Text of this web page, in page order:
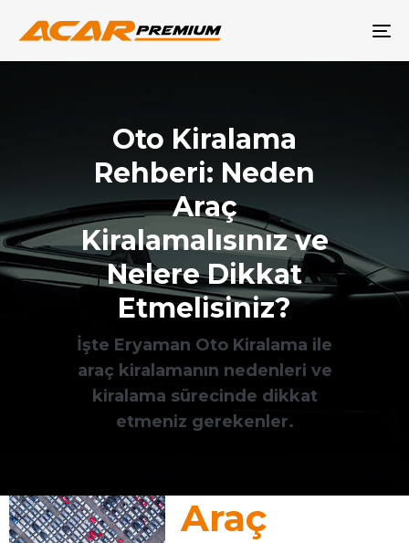
Oto Kiralama
Rehberi: Neden
Araç
Kiralamalısınız ve
Nelere Dikkat
Etmelisiniz?
İşte Eryaman Oto Kiralama ile
araç kiralamanın nedenleri ve
kiralama sürecinde dikkat
etmeniz gerekenler.
Araç